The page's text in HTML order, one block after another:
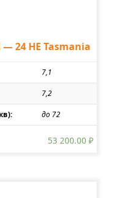
— 24 HE Tasmania
7,1
7,2
до 72
53 200.00 ₽